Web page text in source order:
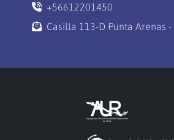
+56612201450
Casilla 113-D Punta Arenas -